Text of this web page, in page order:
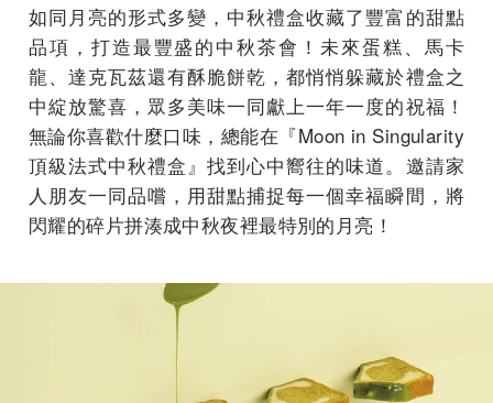
如同月亮的形式多變，中秋禮盒收藏了豐富的甜點
品項，打造最豐盛的中秋茶會！未來蛋糕、馬卡
龍、達克瓦茲還有酥脆餅乾，都悄悄躲藏於禮盒之
中綻放驚喜，眾多美味一同獻上一年一度的祝福！
無論你喜歡什麼口味，總能在『Moon in Singularity
頂級法式中秋禮盒』找到心中嚮往的味道。邀請家
人朋友一同品嚐，用甜點捕捉每一個幸福瞬間，將
閃耀的碎片拼湊成中秋夜裡最特別的月亮！